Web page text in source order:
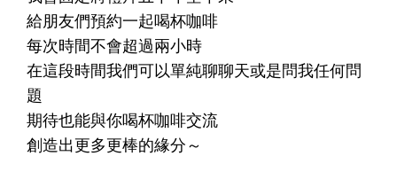
給朋友們預約一起喝杯咖啡​
每次時間不會超過兩小時​
在這段時間我們可以單純聊聊天或是問我任何問
題​
期待也能與你喝杯咖啡交流​
創造出更多更棒的緣分～​